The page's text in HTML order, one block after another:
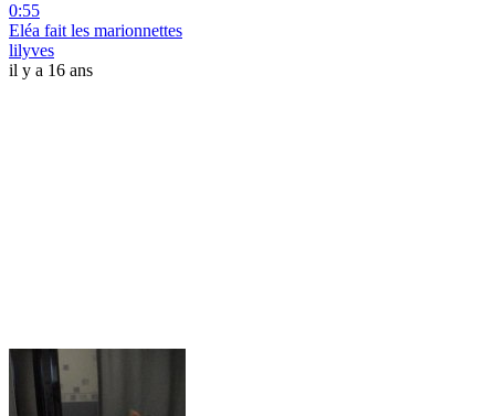
0:55
Eléa fait les marionnettes
lilyves
il y a 16 ans